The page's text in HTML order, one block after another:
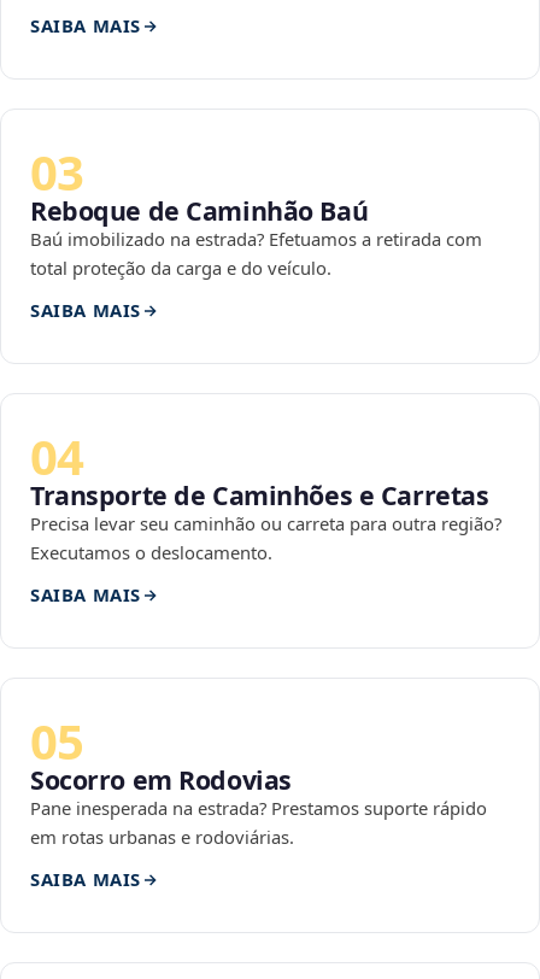
SAIBA MAIS
03
Reboque de Caminhão Baú
Baú imobilizado na estrada? Efetuamos a retirada com
total proteção da carga e do veículo.
SAIBA MAIS
04
Transporte de Caminhões e Carretas
Precisa levar seu caminhão ou carreta para outra região?
Executamos o deslocamento.
SAIBA MAIS
05
Socorro em Rodovias
Pane inesperada na estrada? Prestamos suporte rápido
em rotas urbanas e rodoviárias.
SAIBA MAIS